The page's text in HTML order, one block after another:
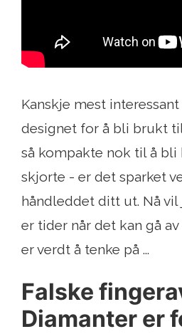
Kanskje mest
designet for å bli brukt
så kompakte nok til å bli
skjorte - er det sparket
håndleddet ditt ut. Nå
er tider når det kan gå
er verdt å tenke på ...
Falske
Diamanter er